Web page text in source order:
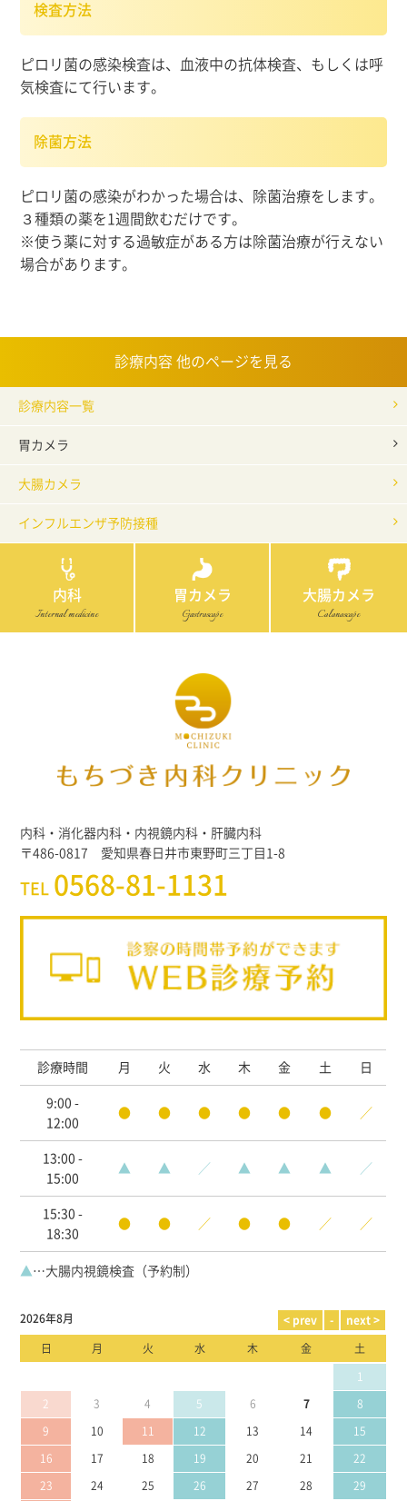
診療内容 他のページを見る
診療内容一覧
胃カメラ
大腸カメラ
インフルエンザ予防接種
検査方法
ピロリ菌の感染検査は、血液中の抗体検査、もしくは呼
気検査にて行います。
除菌方法
ピロリ菌の感染がわかった場合は、除菌治療をします。
３種類の薬を1週間飲むだけです。
※使う薬に対する過敏症がある方は除菌治療が行えない
場合があります。
内科
Internal medicine
胃カメラ
Gastroscope
大腸カメラ
Colonoscope
内科・消化器内科・内視鏡内科・肝臓内科
〒486-0817 愛知県春日井市東野町三丁目1-8
TEL 0568-81-1131
診療時間 月 火 水 木 金 土 日
9:00 -
12:00
● ● ● ● ● ● ／
13:00 -
15:00
▲ ▲ ／ ▲ ▲ ▲ ／
15:30 -
18:30
● ● ／ ● ● ／ ／
▲…大腸内視鏡検査（予約制）
2026年8月
日 月 火 水 木 金 土
1
2 3 4 5 6 7 8
9 10 11 12 13 14 15
16 17 18 19 20 21 22
23 24 25 26 27 28 29